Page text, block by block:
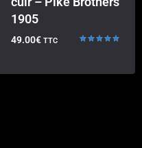
1905
49.00€ TTC